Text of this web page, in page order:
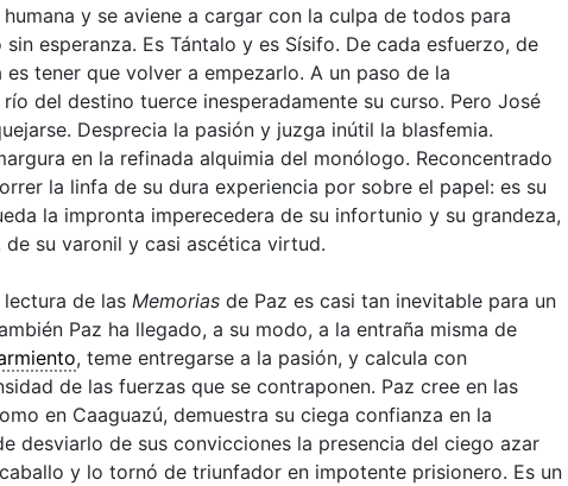
y se aviene a cargar con la culpa de todos para
esperanza. Es Tántalo y es Sísifo. De cada esfuerzo, de
tener que volver a empezarlo. A un paso de la
del destino tuerce inesperadamente su curso. Pero José
Desprecia la pasión y juzga inútil la blasfemia.
en la refinada alquimia del monólogo. Reconcentrado
la linfa de su dura experiencia por sobre el papel: es su
la impronta imperecedera de su infortunio y su grandeza,
su varonil y casi ascética virtud.
de las Memorias de Paz es casi tan inevitable para un
Paz ha llegado, a su modo, a la entraña misma de
, teme entregarse a la pasión, y calcula con
de las fuerzas que se contraponen. Paz cree en las
en Caaguazú, demuestra su ciega confianza en la
desviarlo de sus convicciones la presencia del ciego azar
y lo tornó de triunfador en impotente prisionero. Es un